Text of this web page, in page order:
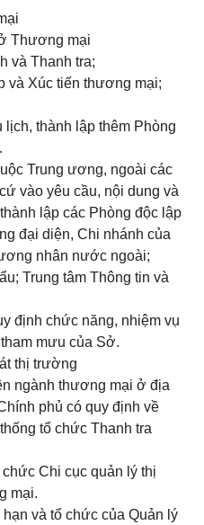
Thương mại
và Thanh tra;
và Xúc tiến thương mại;
thành lập thêm Phòng
Trung ương, ngoài các
vào yêu cầu, nội dung và
lập các Phòng độc lập
đại diện, Chi nhánh của
nhân nước ngoài;
Trung tâm Thông tin và
định chức năng, nhiệm vụ
mưu của Sở.
thị trường
ngành thương mại ở địa
phủ có quy định về
tổ chức Thanh tra
Chi cục quản lý thị
mại.
và tổ chức của Quản lý